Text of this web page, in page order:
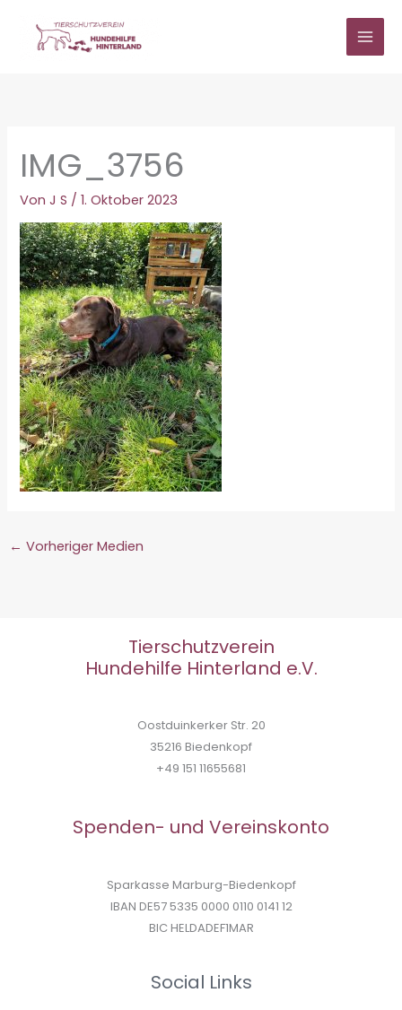
springen
IMG_3756
VonJ S /1. Oktober 2023
← Vorheriger Medien
Tierschutzverein
Hundehilfe Hinterland e.V.
Oostduinkerker Str. 20
35216 Biedenkopf
+49 151 11655681
Spenden- und Vereinskonto
Sparkasse Marburg-Biedenkopf
IBAN DE57 5335 0000 0110 0141 12
BIC HELDADEF1MAR
Social Links